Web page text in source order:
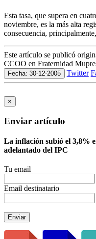
Esta tasa, que supera en
noviembre, es la más alta
consecuencia,
Este artículo se publicó
CCOO en Fraternidad
Fecha: 30-12-2005 Twitter
×
Enviar artículo
La inflación subió el 3,8%
adelantado del IPC
Tu email
Email destinatario
Enviar